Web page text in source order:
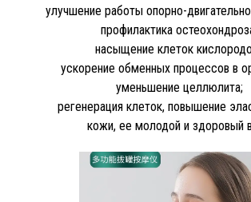
улучшение работы опорно-
профилактика
насыщение клеток
ускорение обменных процессов в
уменьшение целлюлита;
регенерация клеток, повышение
кожи, ее молодой и здоровый